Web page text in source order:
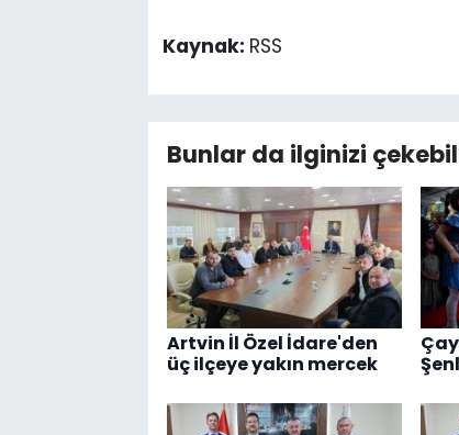
Kaynak: RSS
Bunlar da ilginizi
Artvin İl Özel İdare'den
üç ilçeye yakın mercek